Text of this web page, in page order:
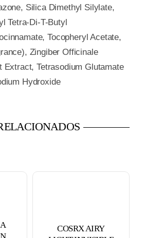
Silica Dimethyl Silylate,
Tetra-Di-T-Butyl
Tocopheryl Acetate,
Zingiber Officinale
Extract, Tetrasodium Glutamate
Hydroxide
COSRX AIRY